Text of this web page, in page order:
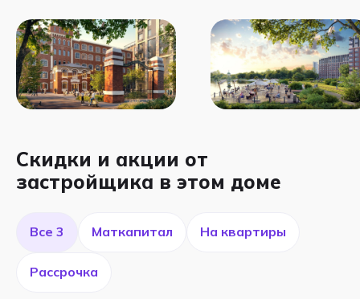
Скидки и акции от
застройщика в этом доме
Все 3 Маткапитал На квартиры
Рассрочка